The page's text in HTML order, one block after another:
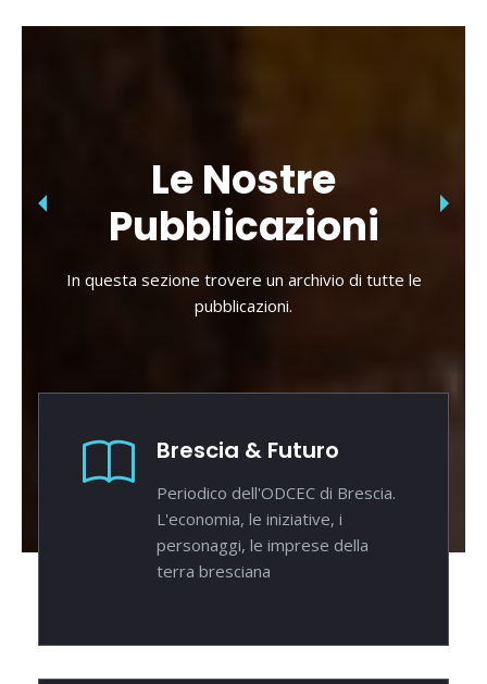
Le Nostre
Pubblicazioni
In questa sezione trovere un archivio di tutte le
pubblicazioni.
Brescia & Futuro
Periodico dell'ODCEC di Brescia.
L'economia, le iniziative, i
personaggi, le imprese della
terra bresciana